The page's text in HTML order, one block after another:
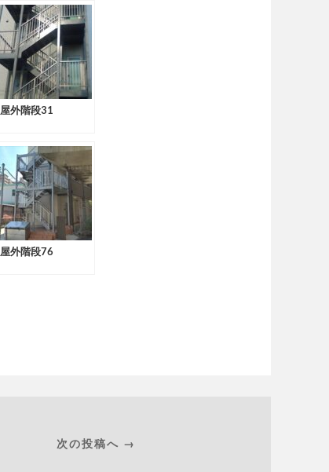
屋外階段31
屋外階段76
次の投稿へ →